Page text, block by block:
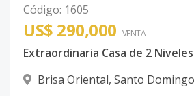
Código: 1605
US$ 290,000 VENTA
Brisa Oriental, Santo